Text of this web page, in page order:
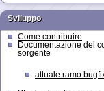
Sviluppo
Come contribuire
Documentazione del
sorgente
attuale ramo